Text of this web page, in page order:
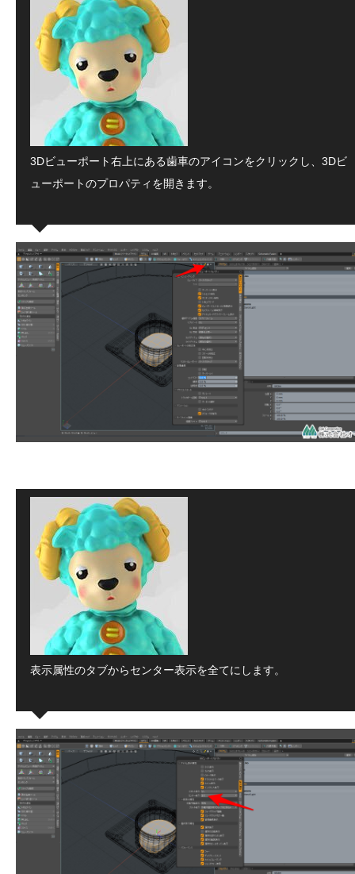
3Dビューポート右上にある歯車のアイコンをクリックし、3Dビ
ューポートのプロパティを開きます。
表示属性のタブからセンター表示を全てにします。